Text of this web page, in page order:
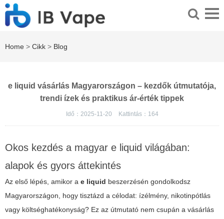
Home > Cikk > Blog
e liquid vásárlás Magyarországon – kezdők útmutatója,
trendi ízek és praktikus ár-érték tippek
Idő：2025-11-20 Kattintás： 164
Okos kezdés a magyar e liquid világában:
alapok és gyors áttekintés
Az első lépés, amikor a e liquid beszerzésén gondolkodsz
Magyarországon, hogy tisztázd a célodat: ízélmény, nikotinpótlás
vagy költséghatékonyság? Ez az útmutató nem csupán a vásárlás